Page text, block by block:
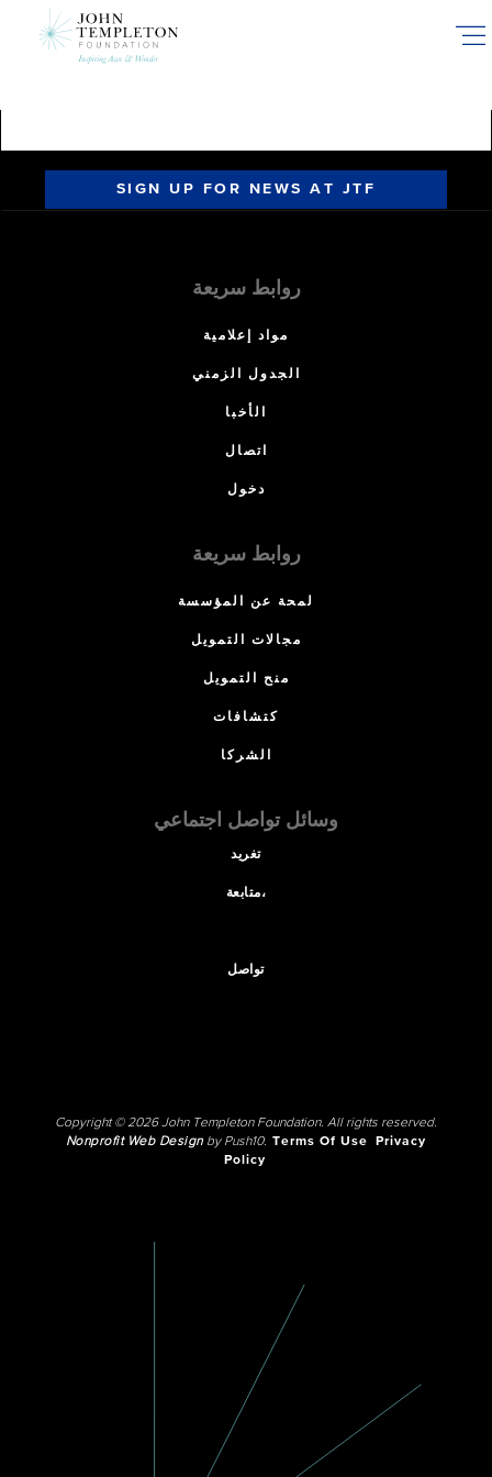
SIGN UP FOR NEWS AT JTF
روابط سريعة
مواد إعلامية
الجدول الزمني
الأخبا
اتصال
دخول
روابط سريعة
لمحة عن المؤسسة
مجالات التمويل
منح التمويل
كتشافات
الشركا
وسائل تواصل اجتماعي
تغريد
متابعة،
تواصل
Copyright © 2026 John Templeton Foundation. All rights reserved.
Nonprofit Web Designby Push10. Terms Of Use
Privacy
Policy